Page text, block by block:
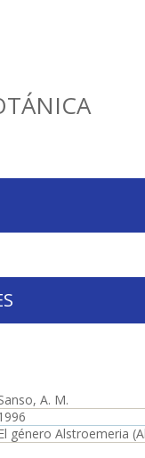
A. M.
género Alstroemeria